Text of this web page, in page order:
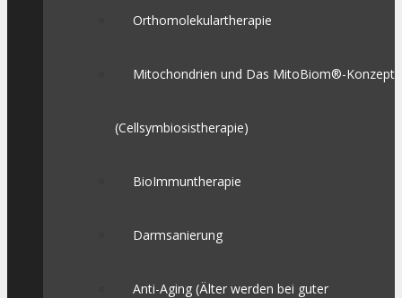
Orthomolekulartherapie
Mitochondrien und Das MitoBiom®-Konzept
(Cellsymbiosistherapie)
BioImmuntherapie
Darmsanierung
Anti-Aging (Älter werden bei guter